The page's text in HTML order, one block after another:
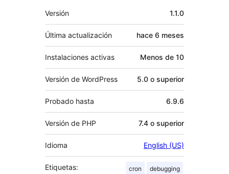
Meta
Versión 1.1.0
Última actualización hace 6 meses
Instalaciones activas Menos de 10
Versión de WordPress 5.0 o superior
Probado hasta 6.9.6
Versión de PHP 7.4 o superior
Idioma English (US)
Etiquetas: cron debugging